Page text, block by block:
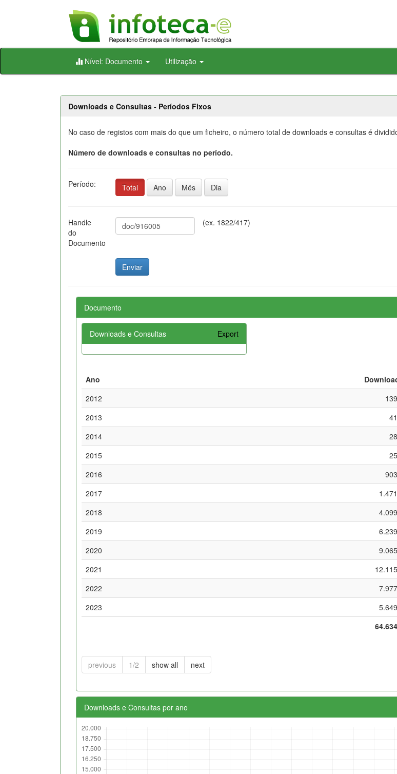
Skip
Nível: Documento Utilização
Downloads e Consultas - Períodos Fixos
No caso de registos com mais do que um ficheiro, o número total de downloads e consultas é
Número de downloads e consultas no período.
Período: Total Ano Mês Dia
Handle
do
Documento
(ex. 1822/417)
Documento
Downloads e Consultas Export
Ano
2012
2013
2014
2015
2016
2017
2018
2019
2020
2021
2022
2023
previous 1/2 show all next
Downloads e Consultas por ano